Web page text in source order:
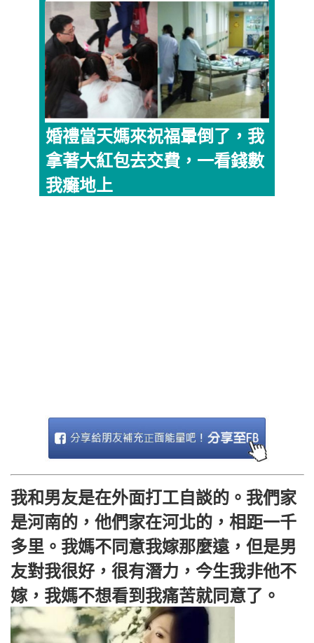
婚禮當天媽來祝福暈倒了，我
拿著大紅包去交費，一看錢數
我癱地上
我和男友是在外面打工自談的。我們家
是河南的，他們家在河北的，相距一千
多里。我媽不同意我嫁那麼遠，但是男
友對我很好，很有潛力，今生我非他不
嫁，我媽不想看到我痛苦就同意了。